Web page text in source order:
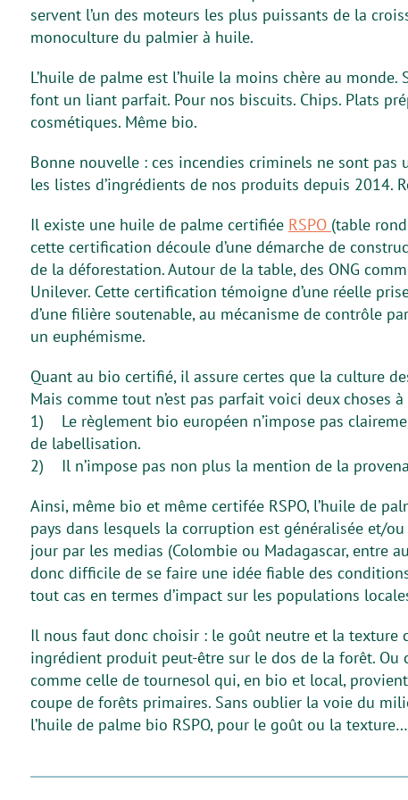
servent l’un des moteurs les plus puissants de la
monoculture du palmier à huile.
L’huile de palme est l’huile la moins chère au
font un liant parfait. Pour nos biscuits. Chips. Plats
cosmétiques. Même bio.
Bonne nouvelle : ces incendies criminels ne sont pas
les listes d’ingrédients de nos produits depuis 2014.
Il existe une huile de palme certifiée RSPO (table
cette certification découle d’une démarche de
de la déforestation. Autour de la table, des ONG
Unilever. Cette certification témoigne d’une réelle
d’une filière soutenable, au mécanisme de contrôle
un euphémisme.
Quant au bio certifié, il assure certes que la culture
Mais comme tout n’est pas parfait voici deux choses
1) Le règlement bio européen n’impose pas
de labellisation.
2) Il n’impose pas non plus la mention de la
Ainsi, même bio et même certifée RSPO, l’huile de
pays dans lesquels la corruption est généralisée et/
jour par les medias (Colombie ou Madagascar, entre
donc difficile de se faire une idée fiable des
tout cas en termes d’impact sur les populations
Il nous faut donc choisir : le goût neutre et la texture
ingrédient produit peut-être sur le dos de la forêt. Ou
comme celle de tournesol qui, en bio et local,
coupe de forêts primaires. Sans oublier la voie du
l’huile de palme bio RSPO, pour le goût ou la